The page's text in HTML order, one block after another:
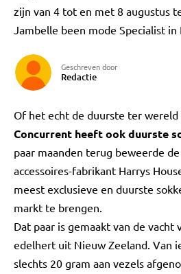
zijn van 4 tot en met 8 augustus
Jambelle been mode Specialist in
Geschreven door
Redactie
Of het echt de duurste ter wereld
Concurrent heeft ook duurste
paar maanden terug beweerde
accessoires-fabrikant Harrys
meest exclusieve en duurste
markt te brengen.
Dat paar is gemaakt van de vacht
edelhert uit Nieuw Zeeland. Van
slechts 20 gram aan vezels